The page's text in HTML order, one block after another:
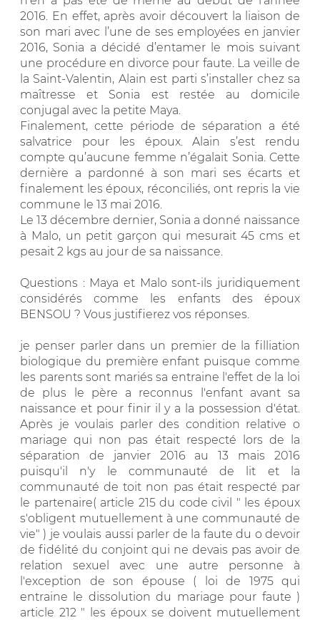
2016. En effet, après avoir découvert la liaison de
son mari avec l’une de ses employées en janvier
2016, Sonia a décidé d’entamer le mois suivant
une procédure en divorce pour faute. La veille de
la Saint-Valentin, Alain est parti s’installer chez sa
maîtresse et Sonia est restée au domicile
conjugal avec la petite Maya.
Finalement, cette période de séparation a été
salvatrice pour les époux. Alain s’est rendu
compte qu’aucune femme n’égalait Sonia. Cette
dernière a pardonné à son mari ses écarts et
finalement les époux, réconciliés, ont repris la vie
commune le 13 mai 2016.
Le 13 décembre dernier, Sonia a donné naissance
à Malo, un petit garçon qui mesurait 45 cms et
pesait 2 kgs au jour de sa naissance.
Questions : Maya et Malo sont-ils juridiquement
considérés comme les enfants des époux
BENSOU ? Vous justifierez vos réponses.
je penser parler dans un premier de la filliation
biologique du première enfant puisque comme
les parents sont mariés sa entraine l'effet de la loi
de plus le père a reconnus l'enfant avant sa
naissance et pour finir il y a la possession d'état.
Après je voulais parler des condition relative o
mariage qui non pas était respecté lors de la
séparation de janvier 2016 au 13 mais 2016
puisqu'il n'y le communauté de lit et la
communauté de toit non pas était respecté par
le partenaire( article 215 du code civil " les époux
s'obligent mutuellement à une communauté de
vie" ) je voulais aussi parler de la faute du o devoir
de fidélité du conjoint qui ne devais pas avoir de
relation sexuel avec une autre personne à
l'exception de son épouse ( loi de 1975 qui
entraine le dissolution du mariage pour faute )
article 212 " les époux se doivent mutuellement